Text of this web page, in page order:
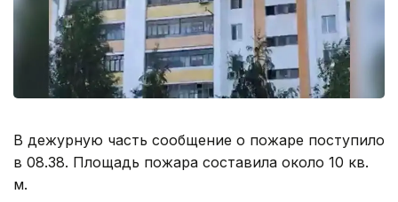
В дежурную часть сообщение о пожаре поступило
в 08.38. Площадь пожара составила около 10 кв.
м.